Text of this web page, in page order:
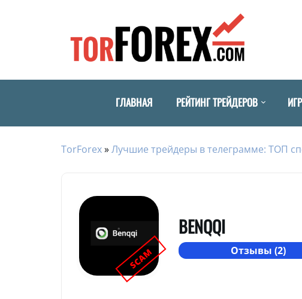
ГЛАВНАЯ РЕЙТИНГ ТРЕЙДЕРОВ
TorForex»Лучшие трейдеры в телеграмме: ТОП
SCAM
BENQQI
Отзывы (2)